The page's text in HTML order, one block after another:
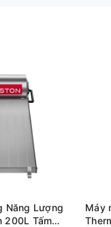
Năng Lượng
200L Tấm
Máy